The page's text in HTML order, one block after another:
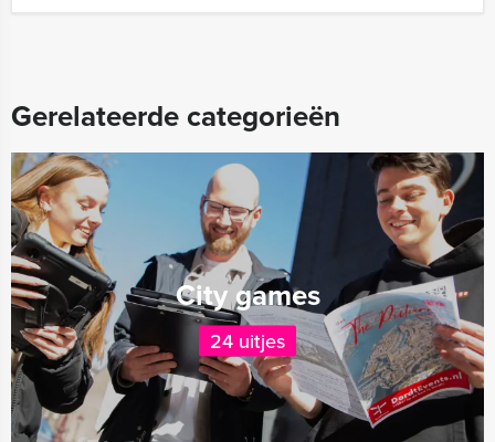
Gerelateerde categorieën
City games
24 uitjes